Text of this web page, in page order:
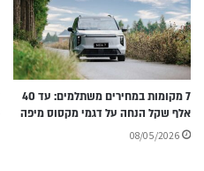
7 מקומות במחירים משתלמים: עד 40
אלף שקל הנחה על דגמי מקסוס מיפה
08/05/2026